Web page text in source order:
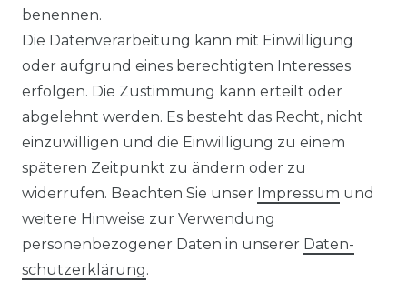
Impressum Daten­schutz­erklärung
benennen.
Die Datenverarbeitung kann mit Einwilligung
oder aufgrund eines berechtigten Interesses
erfolgen. Die Zustimmung kann erteilt oder
abgelehnt werden. Es besteht das Recht, nicht
einzuwilligen und die Einwilligung zu einem
späteren Zeitpunkt zu ändern oder zu
widerrufen. Beachten Sie unser Impressum und
weitere Hinweise zur Verwendung
personenbezogener Daten in unserer Daten­
schutz­erklärung.